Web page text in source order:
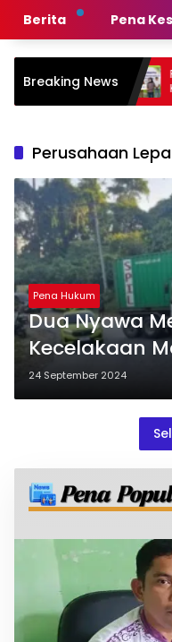
Berita Pena
Breaking NewsPT Generasi
Komitmen
Juta untuk
Perusahaan
Pena Hukum
Dua Nyawa
Kecelakaan
Perusahaan
Terlibat
24 September 2024